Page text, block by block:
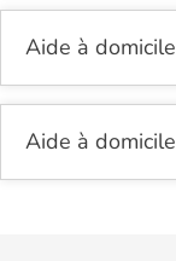
Aide à
Aide à